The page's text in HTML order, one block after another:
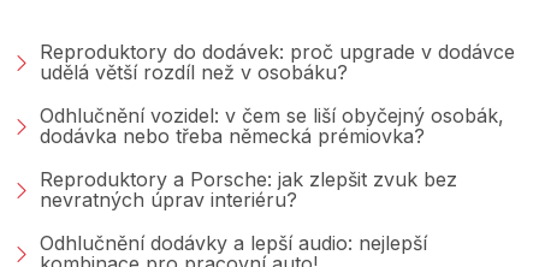
Reproduktory do dodávek: proč upgrade v dodávce
udělá větší rozdíl než v osobáku?
Odhlučnění vozidel: v čem se liší obyčejný osobák,
dodávka nebo třeba německá prémiovka?
Reproduktory a Porsche: jak zlepšit zvuk bez
nevratných úprav interiéru?
Odhlučnění dodávky a lepší audio: nejlepší